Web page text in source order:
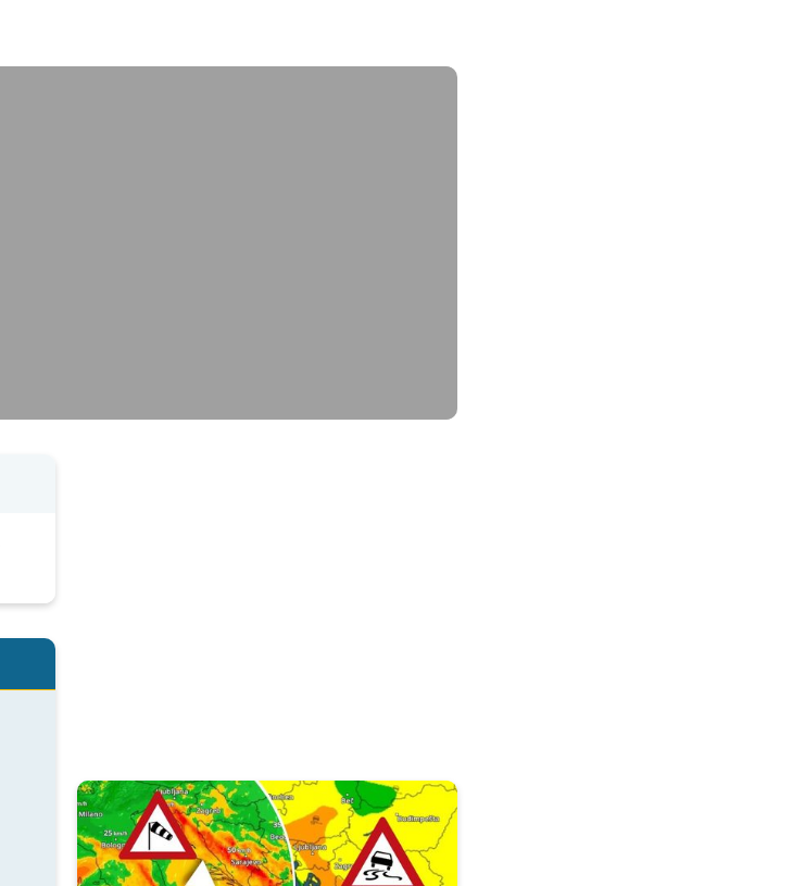
Kako pronaći upozorenje za nevrijeme. Obavijest za vaše mjesto. . .